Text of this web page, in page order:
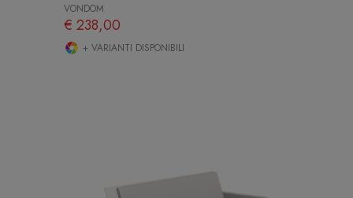
VONDOM
€ 238,00
+ VARIANTI DISPONIBILI